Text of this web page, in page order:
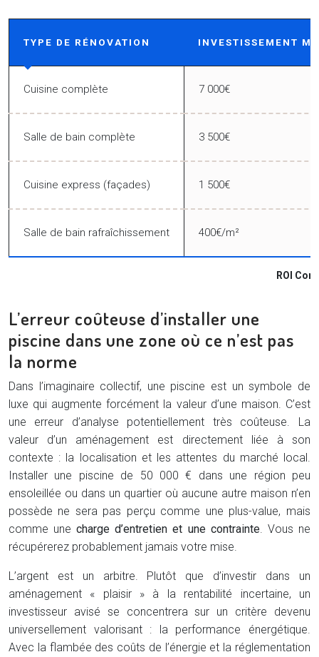
ROI
TYPE DE RÉNOVATION INVESTISSEMENT
Cuisine complète 7 000€
Salle de bain complète 3 500€
Cuisine express (façades) 1 500€
Salle de bain rafraîchissement 400€/m²
L’erreur coûteuse d’installer une
piscine dans une zone où ce n’est pas
la norme
Dans l’imaginaire collectif, une piscine est un symbole de
luxe qui augmente forcément la valeur d’une maison. C’est
une erreur d’analyse potentiellement très coûteuse. La
valeur d’un aménagement est directement liée à son
contexte : la localisation et les attentes du marché local.
Installer une piscine de 50 000 € dans une région peu
ensoleillée ou dans un quartier où aucune autre maison n’en
possède ne sera pas perçu comme une plus-value, mais
comme unecharge d’entretien et une contrainte. Vous ne
récupérerez probablement jamais votre mise.
L’argent est un arbitre. Plutôt que d’investir dans un
aménagement « plaisir » à la rentabilité incertaine, un
investisseur avisé se concentrera sur un critère devenu
universellement valorisant : la performance énergétique.
Avec la flambée des coûts de l’énergie et la réglementation